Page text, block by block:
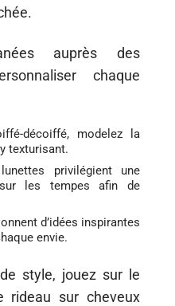
auprès des
chaque
décoiffé, modelez la
texturisant.
privilégient une
les tempes afin de
d’idées inspirantes
envie.
style, jouez sur le
rideau sur cheveux